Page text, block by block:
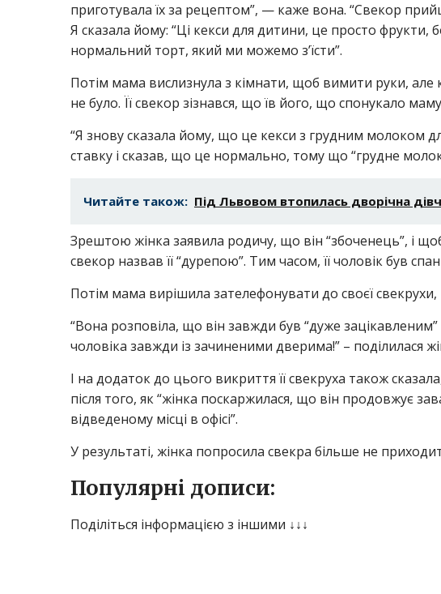
приготувала їх за рецептом”, — каже вона. “Свекор
Я сказала йому: “Ці кекси для дитини, це просто
нормальний торт, який ми можемо з’їсти”.
Потім мама вислизнула з кімнати, щоб вимити руки, але
не було. Її свекор зізнався, що їв його, що спонукало
“Я знову сказала йому, що це кекси з грудним молоком
ставку і сказав, що це нормально, тому що “грудне
Читайте також: Під Львовом втопилась дворічна
Зрештою жінка заявила родичу, що він “збоченець”, і щоб
свекор назвав її “дурепою”. Тим часом, її чоловік був
Потім мама вирішила зателефонувати до своєї
“Вона розповіла, що він завжди був “дуже зацікавленим”
чоловіка завжди із зачиненими дверима!” – поділилася
І на додаток до цього викриття її свекруха також
після того, як “жінка поскаржилася, що він продовжує
відведеному місці в офісі”.
У результаті, жінка попросила свекра більше не
Популярні дописи:
Поділіться інформацією з іншими ↓↓↓